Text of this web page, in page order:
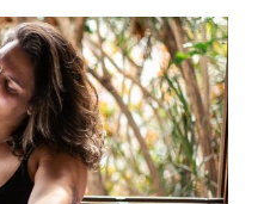
DE
DA MENTE